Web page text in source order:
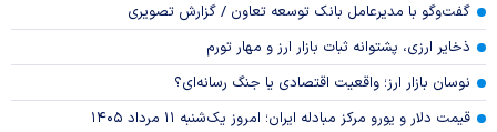
گفت‌وگو با مدیرعامل بانک توسعه تعاون / گزارش تصویری
ذخایر ارزی، پشتوانه ثبات بازار ارز و مهار تورم
نوسان بازار ارز؛ واقعیت اقتصادی یا جنگ رسانه‌ای؟
قیمت دلار و یورو مرکز مبادله ایران؛ امروز یک‌شنبه ۱۱ مرداد ۱۴۰۵